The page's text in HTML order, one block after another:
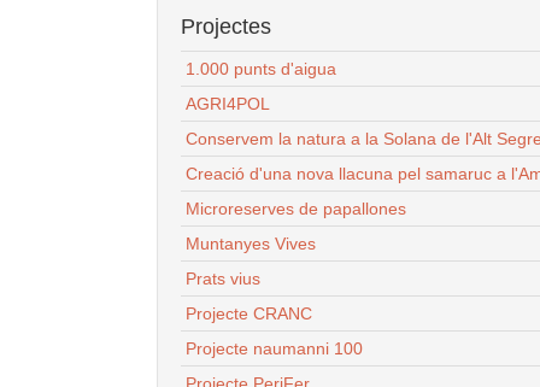
Projectes
1.000 punts d'aigua
AGRI4POL
Conservem la natura a la Solana de l'Alt
Creació d'una nova llacuna pel samaruc a
Microreserves de papallones
Muntanyes Vives
Prats vius
Projecte CRANC
Projecte naumanni 100
Projecte PeriFer